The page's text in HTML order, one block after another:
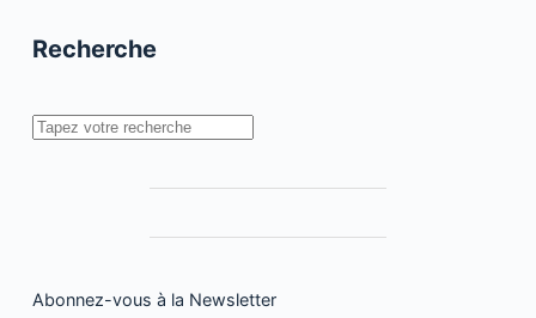
son
Recherche
Rechercher
Abonnez-vous à la Newsletter